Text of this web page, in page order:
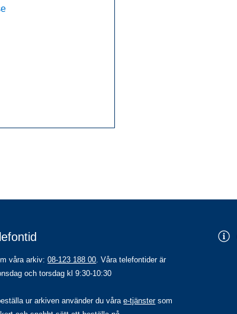
våra arkiv: 08-123 188 00. Våra telefontider är
och torsdag kl 9:30-10:30
ur arkiven använder du våra e-tjänster som